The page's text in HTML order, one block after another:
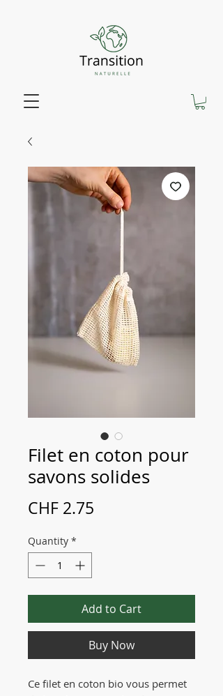
Filet en coton pour
savons solides
CHF 2.75
Quantity *
Add to Cart
Buy Now
Ce filet en coton bio vous permet